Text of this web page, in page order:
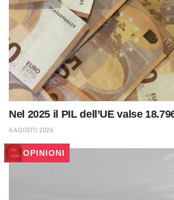
Nel 2025 il PIL dell’UE valse
6 AGOSTO 2026
OPINIONI